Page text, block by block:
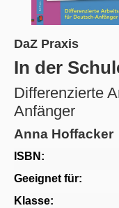
DaZ Praxis
In der
Differenzierte
Anfänger
Anna Hoffacker
ISBN:
Geeignet für:
Klasse: